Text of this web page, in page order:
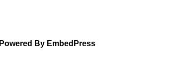
Powered By EmbedPress